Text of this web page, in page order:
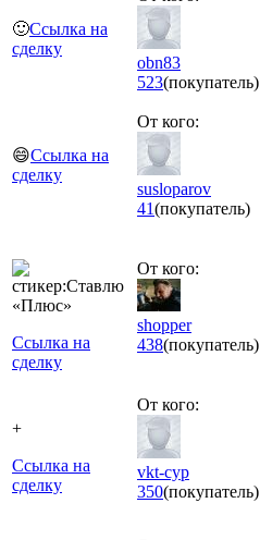
🙂Ссылка на
сделку
obn83
523(покупатель)
😄Ссылка на
сделку
От кого:
susloparov
41(покупатель)
Ссылка на
сделку
От кого:
shopper
438(покупатель)
+
Ссылка на
сделку
От кого:
vkt-cyp
350(покупатель)